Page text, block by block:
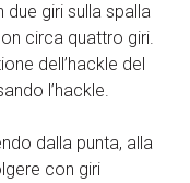
giri sulla spalla
circa quattro giri.
dell’hackle del
l’hackle.
dalla punta, alla
con giri